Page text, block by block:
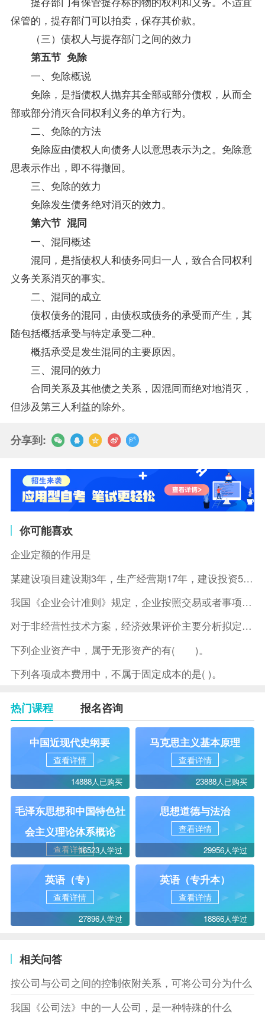
保管的，提存部门可以拍卖，保存其价款。
（三）债权人与提存部门之间的效力
第五节 免除
一、免除概说
免除，是指债权人抛弃其全部或部分债权，从而全
部或部分消灭合同权利义务的单方行为。
二、免除的方法
免除应由债权人向债务人以意思表示为之。免除意
思表示作出，即不得撤回。
三、免除的效力
免除发生债务绝对消灭的效力。
第六节 混同
一、混同概述
混同，是指债权人和债务同归一人，致合合同权利
义务关系消灭的事实。
二、混同的成立
债权债务的混同，由债权或债务的承受而产生，其
随包括概括承受与特定承受二种。
概括承受是发生混同的主要原因。
三、混同的效力
合同关系及其他债之关系，因混同而绝对地消灭，
但涉及第三人利益的除外。
分享到:
你可能喜欢
企业定额的作用是
某建设项目建设期3年，生产经营期17年，建设投资5500万元
我国《企业会计准则》规定，企业按照交易或者事项的经济特征确定
对于非经营性技术方案，经济效果评价主要分析拟定方案的( )。
下列企业资产中，属于无形资产的有( )。
下列各项成本费用中，不属于固定成本的是( )。
热门课程 报名咨询
中国近现代史纲要
查看详情
14888人已购买
马克思主义基本原理
查看详情
23888人已购买
毛泽东思想和中国特色社
会主义理论体系概论
查看详情16523人学过
思想道德与法治
查看详情
29956人学过
英语（专）
查看详情
27896人学过
英语（专升本）
查看详情
18866人学过
相关问答
按公司与公司之间的控制依附关系，可将公司分为什么
我国《公司法》中的一人公司，是一种特殊的什么